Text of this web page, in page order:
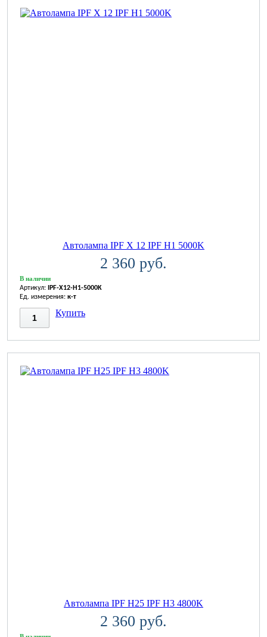
Автолампа IPF X 12 IPF H1 5000K
2 360 руб.
В наличии
Артикул:
IPF-X12-H1-5000K
Ед. измерения: к-т
Купить
Автолампа IPF H25 IPF H3 4800K
2 360 руб.